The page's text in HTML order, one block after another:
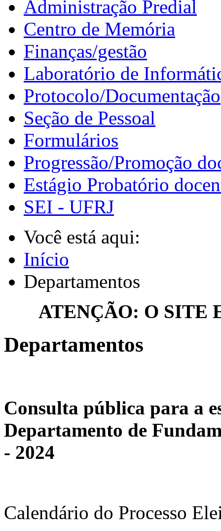
Administração Predial
Centro de Memória
Finanças/gestão
Laboratório de
Protocolo/Documentação
Seção de Pessoal
Formulários
Progressão/Promoção
Estágio Probatório
SEI - UFRJ
Você está aqui:
Início
Departamentos
ATENÇÃO: O SITE
Departamentos
Consulta pública para a
Departamento de
- 2024
Calendário do Processo